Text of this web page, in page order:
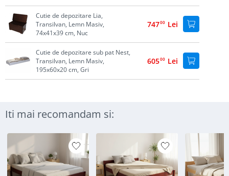
Cutie de depozitare Lia,
Transilvan, Lemn Masiv,
74x41x39 cm, Nuc
74700 Lei
Cutie de depozitare sub pat Nest,
Transilvan, Lemn Masiv,
195x60x20 cm, Gri
60500 Lei
Iti mai recomandam si: